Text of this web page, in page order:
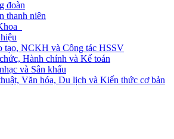
đoàn
thanh niên
tạo, NCKH và Công tác HSSV
Hành chính và Kế toán
và Sân khấu
Văn hóa, Du lịch và Kiến thức cơ bản